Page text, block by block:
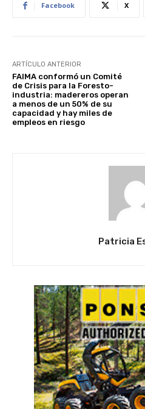
Facebook X
ARTÍCULO ANTERIOR
FAIMA conformó un Comité
de Crisis para la Foresto-
industria: madereros operan
a menos de un 50% de su
capacidad y hay miles de
empleos en riesgo
Patricia